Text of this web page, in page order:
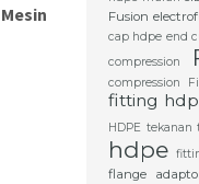
Fusion
cap hdpe end
compression
compression
fitting
HDPE tekanan
hdpe
flange